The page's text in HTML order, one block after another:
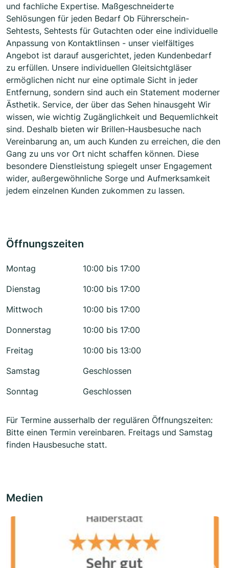
und fachliche Expertise. Maßgeschneiderte
Sehlösungen für jeden Bedarf Ob Führerschein-
Sehtests, Sehtests für Gutachten oder eine individuelle
Anpassung von Kontaktlinsen - unser vielfältiges
Angebot ist darauf ausgerichtet, jeden Kundenbedarf
zu erfüllen. Unsere individuellen Gleitsichtgläser
ermöglichen nicht nur eine optimale Sicht in jeder
Entfernung, sondern sind auch ein Statement moderner
Ästhetik. Service, der über das Sehen hinausgeht Wir
wissen, wie wichtig Zugänglichkeit und Bequemlichkeit
sind. Deshalb bieten wir Brillen-Hausbesuche nach
Vereinbarung an, um auch Kunden zu erreichen, die den
Gang zu uns vor Ort nicht schaffen können. Diese
besondere Dienstleistung spiegelt unser Engagement
wider, außergewöhnliche Sorge und Aufmerksamkeit
jedem einzelnen Kunden zukommen zu lassen.
Öffnungszeiten
Montag
10:00 bis 17:00
Dienstag
10:00 bis 17:00
Mittwoch
10:00 bis 17:00
Donnerstag
10:00 bis 17:00
Freitag
10:00 bis 13:00
Samstag
Geschlossen
Sonntag
Geschlossen
Für Termine ausserhalb der regulären Öffnungszeiten:
Bitte einen Termin vereinbaren. Freitags und Samstag
finden Hausbesuche statt.
Medien